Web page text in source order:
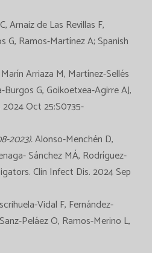
Arnaiz de Las Revillas F,
G, Ramos-Martínez A; Spanish
Arriaza M, Martínez-Sellés
G, Goikoetxea-Agirre AJ,
2024 Oct 25:S0735-
2023).Alonso-Menchén D,
Sánchez MÁ, Rodríguez-
Clin Infect Dis. 2024 Sep
Vidal F, Fernández-
Peláez O, Ramos-Merino L,